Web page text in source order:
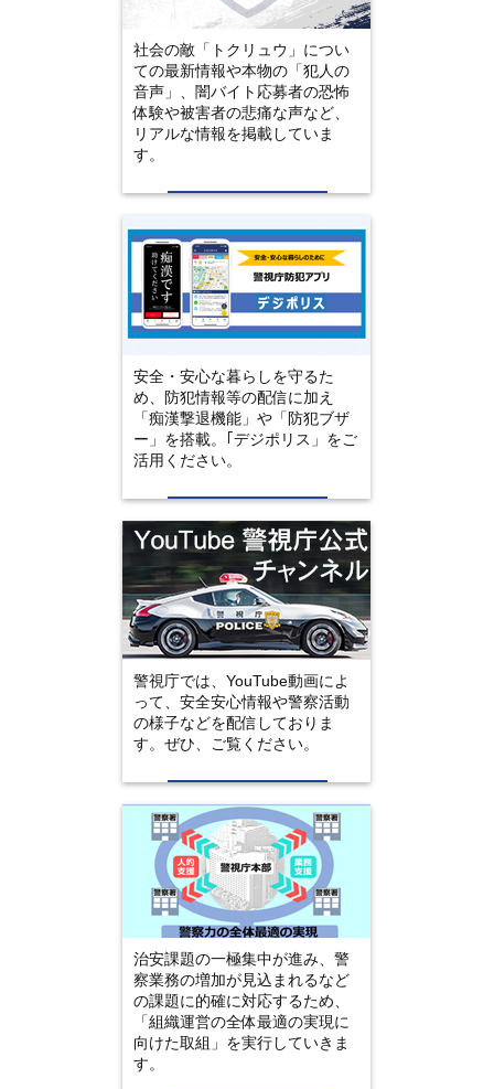
社会の敵「トクリュウ」につい
ての最新情報や本物の「犯人の
音声」、闇バイト応募者の恐怖
体験や被害者の悲痛な声など、
リアルな情報を掲載していま
す。
安全・安心な暮らしを守るた
め、防犯情報等の配信に加え
「痴漢撃退機能」や「防犯ブザ
ー」を搭載。｢デジポリス」をご
活用ください。
警視庁では、YouTube動画によ
って、安全安心情報や警察活動
の様子などを配信しておりま
す。ぜひ、ご覧ください。
治安課題の一極集中が進み、警
察業務の増加が見込まれるなど
の課題に的確に対応するため、
「組織運営の全体最適の実現に
向けた取組」を実行していきま
す。